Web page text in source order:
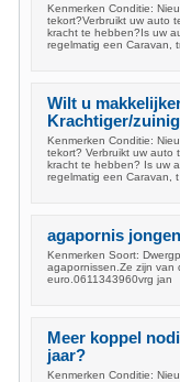
Kenmerken Conditie:
tekort?Verbruikt uw auto
kracht te hebben?Is uw
regelmatig een Caravan,
Wilt u
Krachtiger/zuinig
Kenmerken Conditie:
tekort? Verbruikt uw auto
kracht te hebben? Is uw
regelmatig een Caravan, t
agapornis
Kenmerken Soort:
agapornissen.Ze zijn van
euro.0611343960vrg jan
Meer koppel
jaar?
Kenmerken Conditie: